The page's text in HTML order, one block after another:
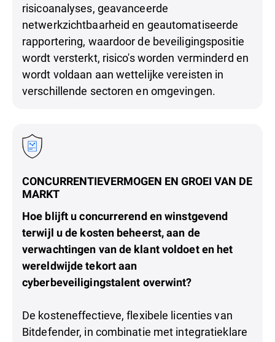
risicoanalyses, geavanceerde
netwerkzichtbaarheid en geautomatiseerde
rapportering, waardoor de beveiligingspositie
wordt versterkt, risico's worden verminderd en
wordt voldaan aan wettelijke vereisten in
verschillende sectoren en omgevingen.
CONCURRENTIEVERMOGEN EN GROEI VAN DE
MARKT
Hoe blijft u concurrerend en winstgevend
terwijl u de kosten beheerst, aan de
verwachtingen van de klant voldoet en het
wereldwijde tekort aan
cyberbeveiligingstalent overwint?
De kosteneffectieve, flexibele licenties van
Bitdefender, in combinatie met integratieklare